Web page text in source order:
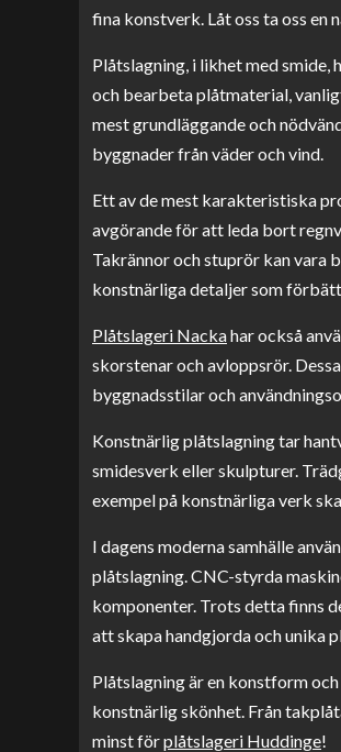
fina konstverk. Låt oss ta oss en
Plåtslagning, i likhet med
och bearbeta plåtmaterial,
mest grundläggande och
byggnader från väder och vind.
Ett av de mest karakteristiska
avgörande för att leda bort
Takrännor och stuprör kan vara
konstnärliga detaljer som
Plåtslageri Nackahar också
skorstenar och avloppsrör.
byggnadsstilar och
Konstnärlig plåtslagning tar
smidesverk eller skulpturer.
exempel på konstnärliga verk
I dagens moderna samhälle
plåtslagning. CNC-styrda
komponenter. Trots detta finns
att skapa handgjorda och unika
Plåtslagning är en konstform
konstnärlig skönhet. Från
minst förplåtslageri Huddinge!